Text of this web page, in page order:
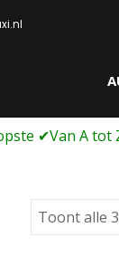
Toont alle